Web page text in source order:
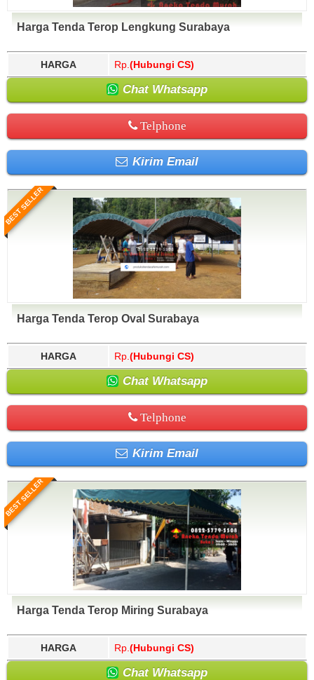
Harga Tenda Terop Lengkung Surabaya
HARGA Rp. (Hubungi CS)
Chat Whatsapp
Telphone
Kirim Email
BEST SELLER
Harga Tenda Terop Oval Surabaya
HARGA Rp. (Hubungi CS)
Chat Whatsapp
Telphone
Kirim Email
BEST SELLER
Harga Tenda Terop Miring Surabaya
HARGA Rp. (Hubungi CS)
Chat Whatsapp